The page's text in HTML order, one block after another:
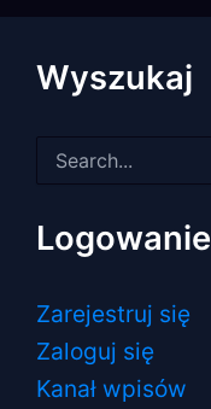
Wyszukaj
dla:
Logowanie
Zarejestruj się
Zaloguj się
Kanał wpisów